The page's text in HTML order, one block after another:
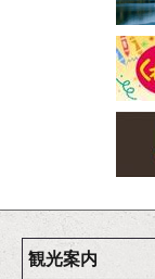
観光案内